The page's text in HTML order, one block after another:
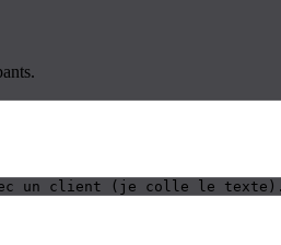
un client (je colle le texte).